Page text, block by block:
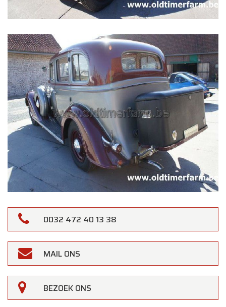
0032 472 40 13 38
MAIL ONS
BEZOEK ONS